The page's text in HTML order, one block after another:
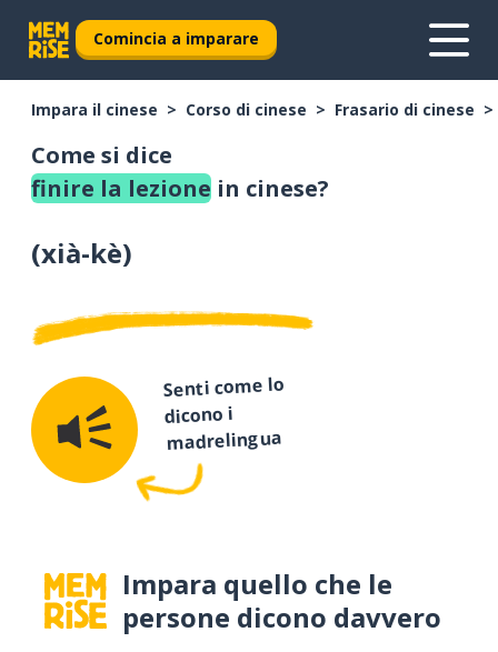
Comincia a imparare
Impara il cinese Corso di cinese Frasario di cinese
Come si dice
finire la lezione in cinese?
(xià-kè)
Senti come lo
dicono i
madrelingua
Impara quello che le
persone dicono davvero